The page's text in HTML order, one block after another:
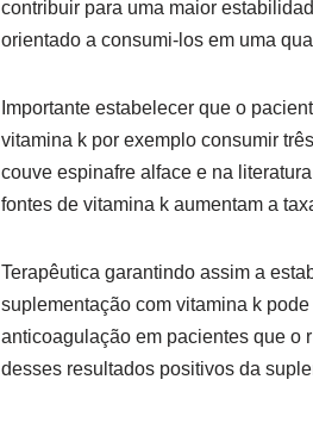
contribuir para uma maior
orientado a consumi-los em uma
Importante estabelecer que o
vitamina k por exemplo consumir
couve espinafre alface e na
fontes de vitamina k aumentam a
Terapêutica garantindo assim a
suplementação com vitamina k
anticoagulação em pacientes que o
desses resultados positivos da